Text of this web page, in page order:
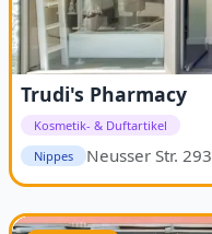
Trudi's Pharmacy
Kosmetik- & Duftartikel
Nippes
Neusser Str. 293